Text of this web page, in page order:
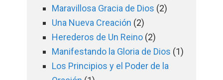
Maravillosa Gracia de Dios (2)
Una Nueva Creación (2)
Herederos de Un Reino (2)
Manifestando la Gloria de Dios (1)
Los Principios y el Poder de la